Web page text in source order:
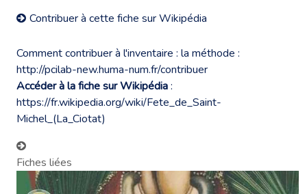
Contribuer à cette fiche sur Wikipédia
Comment contribuer à l'inventaire : la méthode :
http://pcilab-new.huma-num.fr/contribuer
Accéder à la fiche sur Wikipédia:
https://fr.wikipedia.org/wiki/Fete_de_Saint-
Michel_(La_Ciotat)
Fiches liées